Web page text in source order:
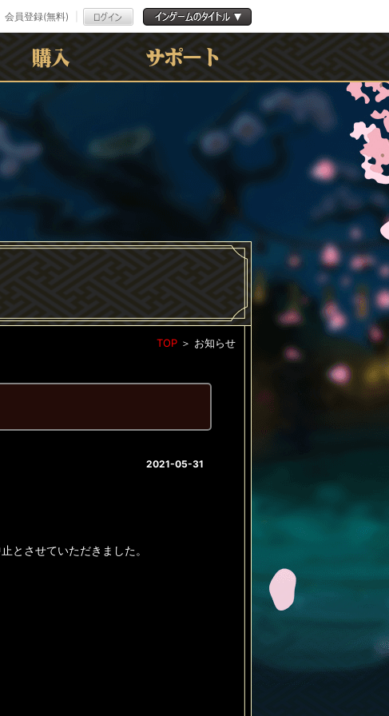
会員登録(無料)
利用規約
ﾌﾟﾗｲﾊﾞｼｰﾎﾟﾘｼｰ
TOP ＞ お知らせ
2021-05-31
とさせていただきました。